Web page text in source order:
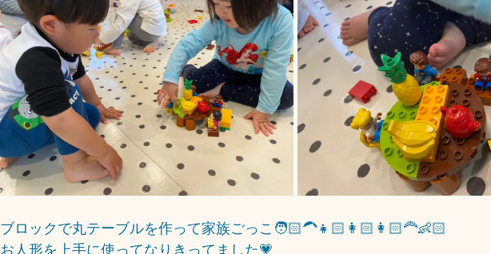
ブロックで丸テーブルを作って家族ごっこ🧑🏻‍🦱👧🏻👩🏻👩🏻‍🦰👶🏻
お人形を上手に使ってなりきってました💗